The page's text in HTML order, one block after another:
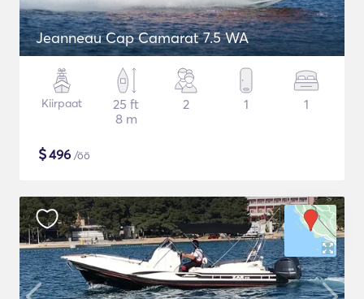
Jeanneau Cap Camarat 7.5 WA
Kiirpaat
25 ft
8 m
2 1 1
$496 /öö